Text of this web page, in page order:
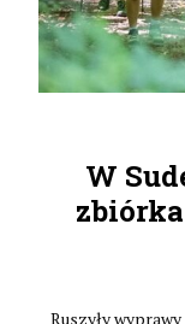
W
Ruszyły